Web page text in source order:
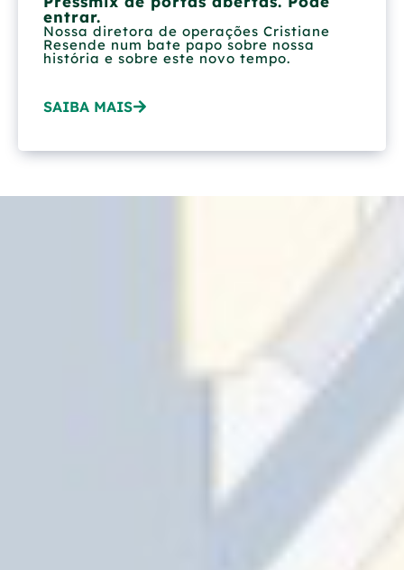
entrar.
Nossa diretora de operações Cristiane
Resende num bate papo sobre nossa
história e sobre este novo tempo.
SAIBA MAIS